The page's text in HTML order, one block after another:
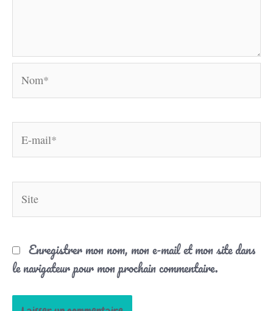
mail*
Enregistrer mon nom, mon e-mail et mon site dans
le navigateur pour mon prochain commentaire.